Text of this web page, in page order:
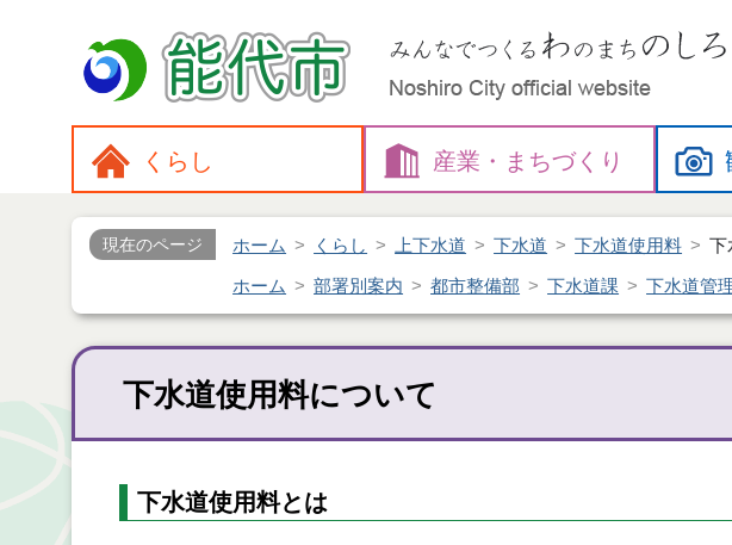
くらし 産業・ まちづくり
現在のページ ホーム くらし 上下水道 下水道 下水道使用料 下
ホーム 部署別案内 都市整備部 下水道課 下水道管
下水道使用料について
下水道使用料とは